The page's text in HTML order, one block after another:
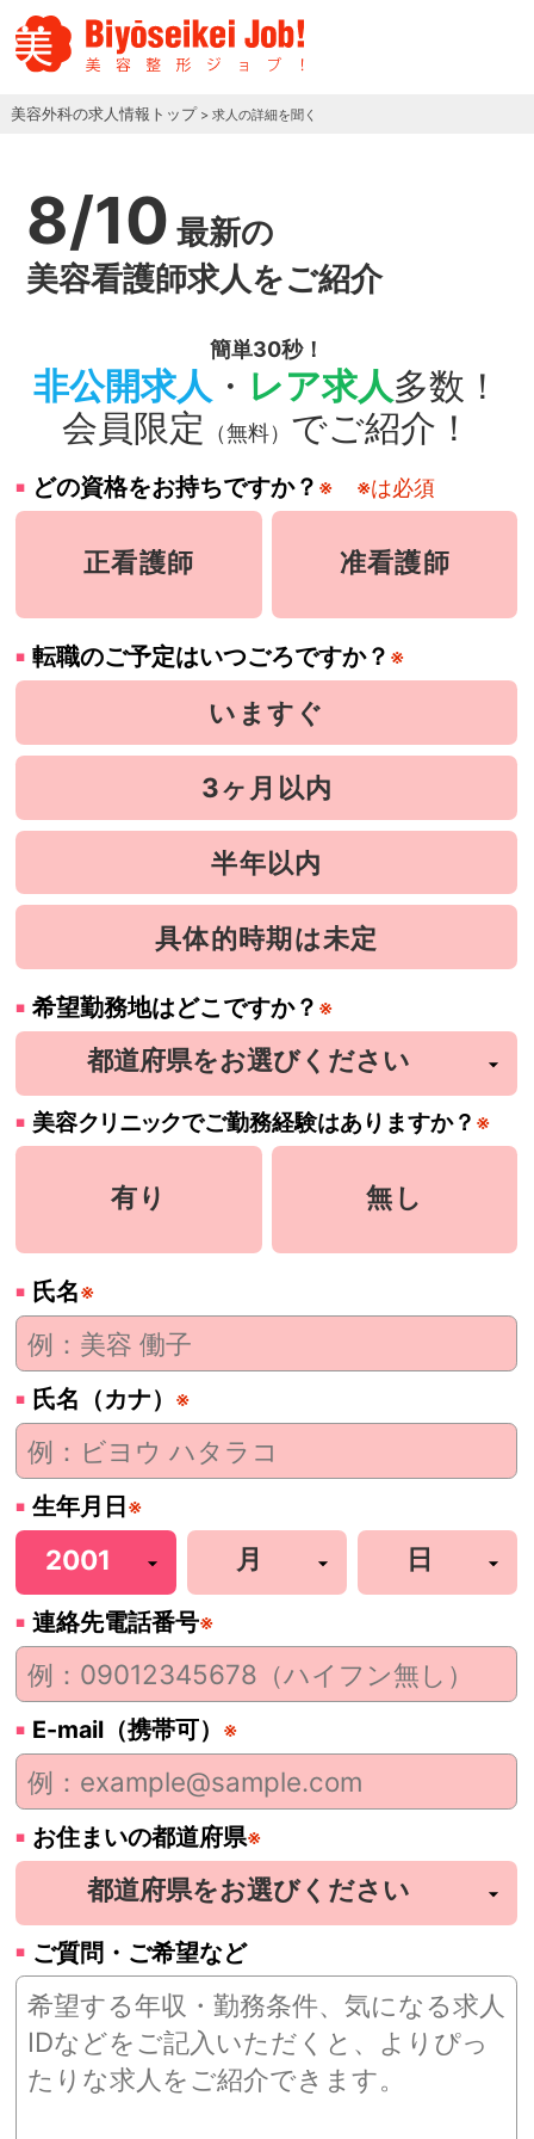
美容外科の求人情報トップ > 求人の詳細を聞く
8/10 最新の
美容看護師求人をご紹介
簡単30秒！
非公開求人 ・ レア求人多数！
会員限定
（無料） でご紹介！
どの資格をお持ちですか？ ※ ※は必須
正看護師 准看護師
転職のご予定はいつごろですか？ ※
いますぐ
3ヶ月以内
半年以内
具体的時期は未定
希望勤務地はどこですか？ ※
美容クリニックでご勤務経験はありますか？ ※
有り 無し
氏名※
氏名（カナ） ※
生年月日 ※
連絡先電話番号※
E-mail（携帯可） ※
お住まいの都道府県※
ご質問・ご希望など